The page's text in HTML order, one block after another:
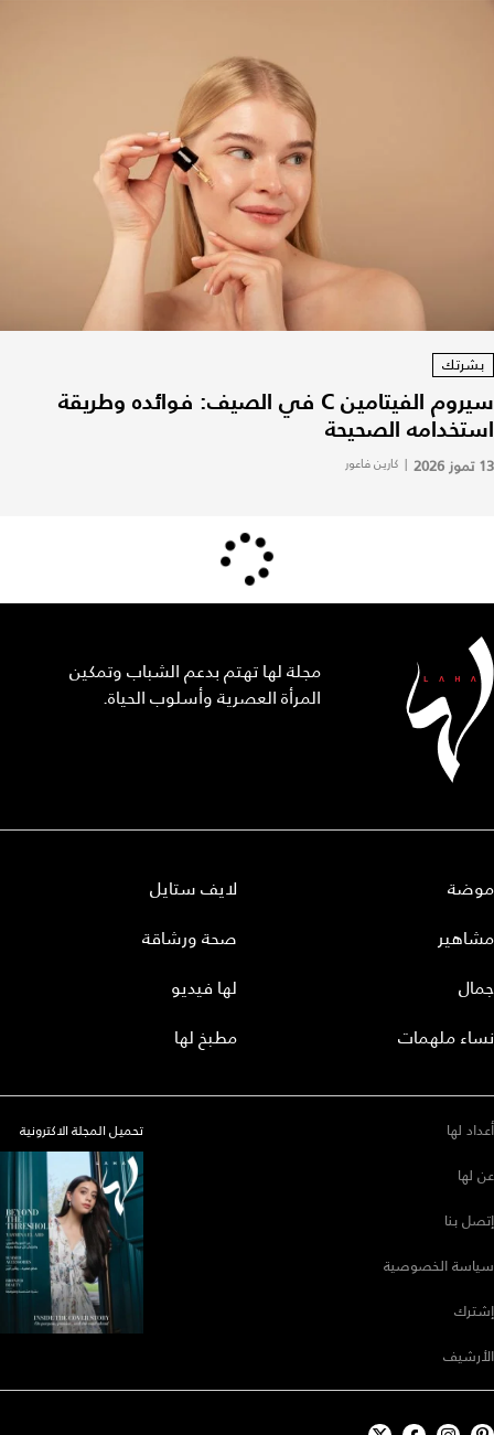
بشرتك
سيروم الفيتامين C في الصيف: فوائده وطريقة
استخدامه الصحيحة
13 تموز 2026 | كارين فاعور
مجلة لها تهتم بدعم الشباب وتمكين
المرأة العصرية وأسلوب الحياة.
موضة
مشاهير
جمال
نساء ملهمات
لايف ستايل
صحة ورشاقة
لها فيديو
مطبخ لها
أعداد لها
عن لها
إتصل بنا
سياسة الخصوصية
إشترك
الأرشيف
تحميل المجلة الاكترونية